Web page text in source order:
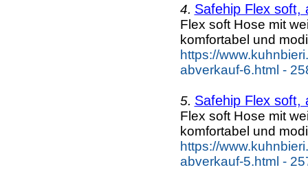
4. Safehip Flex soft,
Flex soft Hose mit
komfortabel und
https://
abverkauf-6.html -
5. Safehip Flex soft,
Flex soft Hose mit
komfortabel und
https://
abverkauf-5.html -